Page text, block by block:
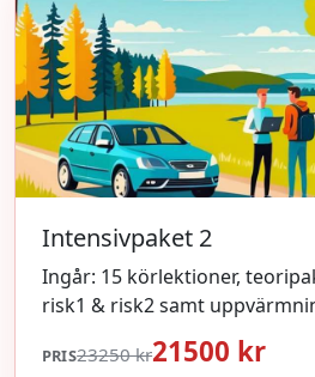
Intensivpaket 2
Ingår: 15 körlektioner,
risk1 & risk2 samt
PRIS23250 kr21500 kr